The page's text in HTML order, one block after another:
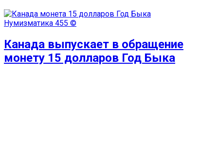
Нумизматика 455 ©
Канада выпускает в обращение
монету 15 долларов Год Быка